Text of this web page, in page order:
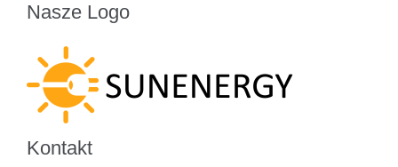
Nasze Logo
Kontakt